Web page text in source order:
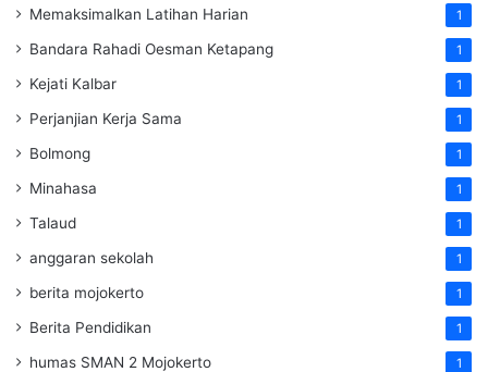
Memaksimalkan Latihan Harian 1
Bandara Rahadi Oesman Ketapang 1
Kejati Kalbar 1
Perjanjian Kerja Sama 1
Bolmong 1
Minahasa 1
Talaud 1
anggaran sekolah 1
berita mojokerto 1
Berita Pendidikan 1
humas SMAN 2 Mojokerto 1